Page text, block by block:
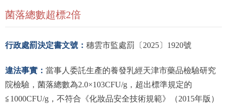
菌落總數超標2倍
行政處罰決定書文號： 穗雲市監處罰〔2025〕1920號
違法事實： 當事人委託生產的養發乳經天津市藥品檢驗研究
院檢驗，菌落總數為2.0×103CFU/g，超出標準規定的
≦1000CFU/g，不符合《化妝品安全技術規範》（2015年版）